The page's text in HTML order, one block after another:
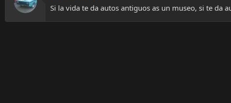
Si la vida te da autos antiguos as un museo, si te da